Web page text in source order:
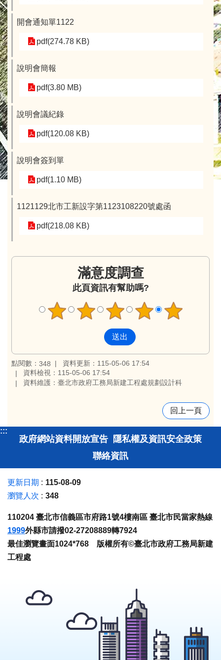
開會通知單1122
pdf(274.78 KB)
說明會簡報
pdf(3.80 MB)
說明會議紀錄
pdf(120.08 KB)
說明會簽到單
pdf(1.10 MB)
1121129北市工新設字第1123108220號處函
pdf(218.08 KB)
滿意度調查
此頁資訊有幫助嗎?
點閱數： 348
資料更新：115-05-06 17:54
資料檢視：115-05-06 17:54
資料維護：臺北市政府工務局新建工程處規劃設計科
回上一頁
:::
政府網站資料開放宣告 隱私權及資訊安全政策
聯絡資訊
更新日期
115-08-09
瀏覽人次
348
110204 臺北市信義區市府路1號4樓南區 臺北市民當家熱線
1999外縣市請撥02-27208889轉7924
最佳瀏覽畫面1024*768 版權所有©臺北市政府工務局新建
工程處